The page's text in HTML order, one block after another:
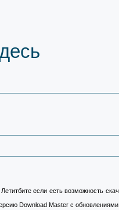
если есть возможность
Download Master с обновлениями